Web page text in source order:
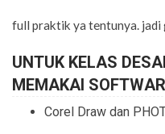
full praktik ya tentunya. jadi
UNTUK KELAS
MEMAKAI
Corel Draw dan